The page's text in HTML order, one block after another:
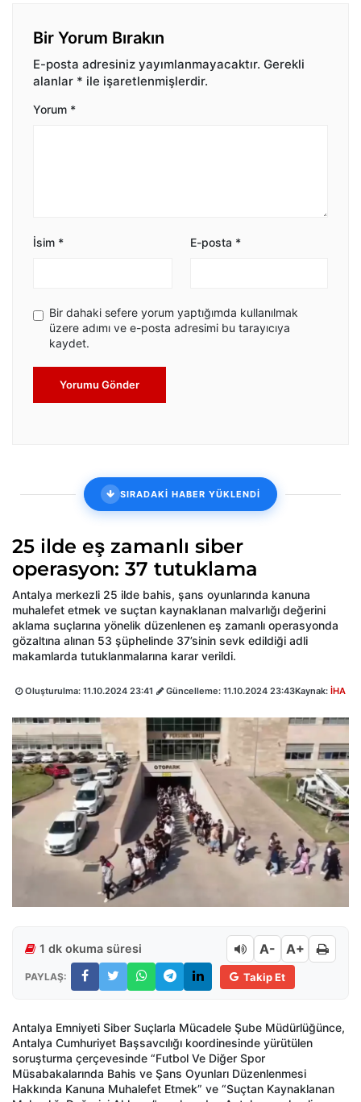
Bir Yorum Bırakın
E-posta adresiniz yayımlanmayacaktır. Gerekli
alanlar * ile işaretlenmişlerdir.
Yorum *
İsim * E-posta *
Bir dahaki sefere yorum yaptığımda kullanılmak
üzere adımı ve e-posta adresimi bu tarayıcıya
kaydet.
Yorumu Gönder
SIRADAKİ HABER YÜKLENDİ
25 ilde eş zamanlı siber
operasyon: 37 tutuklama
Antalya merkezli 25 ilde bahis, şans oyunlarında kanuna
muhalefet etmek ve suçtan kaynaklanan malvarlığı değerini
aklama suçlarına yönelik düzenlenen eş zamanlı operasyonda
gözaltına alınan 53 şüphelinde 37’sinin sevk edildiği adli
makamlarda tutuklanmalarına karar verildi.
Oluşturulma: 11.10.2024 23:41 Güncelleme: 11.10.2024 23:43Kaynak: İHA
1 dk okuma süresi A- A+
PAYLAŞ: Takip Et
Antalya Emniyeti Siber Suçlarla Mücadele Şube Müdürlüğünce,
Antalya Cumhuriyet Başsavcılığı koordinesinde yürütülen
soruşturma çerçevesinde “Futbol Ve Diğer Spor
Müsabakalarında Bahis ve Şans Oyunları Düzenlenmesi
Hakkında Kanuna Muhalefet Etmek” ve “Suçtan Kaynaklanan